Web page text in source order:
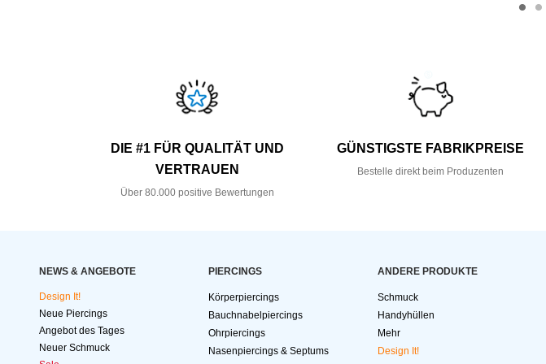
DIE #1 FÜR QUALITÄT UND
VERTRAUEN
Über 80.000 positive Bewertungen
GÜNSTIGSTE FABRIKPREISE
Bestelle direkt beim Produzenten
NEWS & ANGEBOTE
Design It!
Neue Piercings
Angebot des Tages
Neuer Schmuck
PIERCINGS
Körperpiercings
Bauchnabelpiercings
Ohrpiercings
Nasenpiercings & Septums
ANDERE PRODUKTE
Schmuck
Handyhüllen
Mehr
Design It!